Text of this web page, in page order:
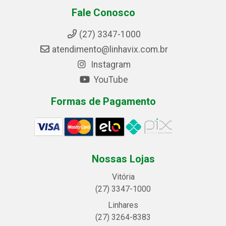
Fale Conosco
(27) 3347-1000
atendimento@linhavix.com.br
Instagram
YouTube
Formas de Pagamento
Nossas Lojas
Vitória
(27) 3347-1000
Linhares
(27) 3264-8383